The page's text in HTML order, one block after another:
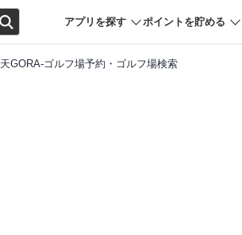
アプリを探す ポイントを貯める
GORA-ゴルフ場予約・ゴルフ場検索